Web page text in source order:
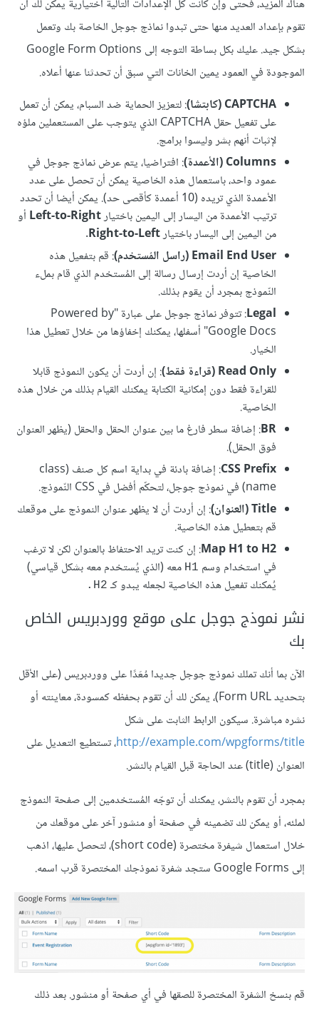
هناك المزيد، فحتى وإن كانت كل الإعدادات التالية اختيارية يمكن لك أن
تقوم بإعداد العديد منها حتى تبدوا نماذج جوجل الخاصة بك وتعمل
بشكل جيد. عليك بكل بساطة التوجه إلى Google Form Options
الموجودة في العمود يمين الخانات التي سبق أن تحدثنا عنها أعلاه.
CAPTCHA (كابتشا)
: لتعزيز الحماية ضد السبام، يمكن أن تعمل
على تفعيل حقل CAPTCHA الذي يتوجب على المستعملين ملؤه
لإثبات أنهم بشر وليسوا برامج.
Columns (الأعمدة)
: افتراضيا، يتم عرض نماذج جوجل في
عمود واحد، باستعمال هذه الخاصية يمكن أن تحصل على عدد
الأعمدة الذي تريده (10 أعمدة كأقصى حد). يمكن أيضا أن تحدد
ترتيب الأعمدة من اليسار إلى اليمين باختيارLeft-to-Right
أو
من اليمين إلى اليسار باختيارRight-to-Left
.
Email End User (راسل المُستخدم)
: قم بتفعيل هذه
الخاصية إن أردت إرسال رسالة إلى المُستخدم الذي قام بملء
النّموذج بمجرد أن يقوم بذلك.
Legal
: تتوفر نماذج جوجل على عبارة "Powered by
Google Docs" أسفلها، يمكنك إخفاؤها من خلال تعطيل هذا
الخيار.
Read Only (قراءة فقط)
: إن أردت أن يكون النموذج قابلا
للقراءة فقط دون إمكانية الكتابة يمكنك القيام بذلك من خلال هذه
الخاصية.
BR: إضافة سطر فارغ ما بين عنوان الحقل والحقل (يظهر العنوان
فوق الحقل).
CSS Prefix
: إضافة بادئة في بداية اسم كل صنف (class
name) في نموذج جوجل، لتحكّم أفضل في CSS النّموذج.
Title (العنوان)
: إن أردت أن لا يظهر عنوان النموذج على موقعك
قم بتعطيل هذه الخاصية.
Map H1 to H2: إن كنت تريد الاحتفاظ بالعنوان لكن لا ترغب
في استخدام وسم H1 معه (الذي يُستخدم معه بشكل قياسي)
يُمكنك تفعيل هذه الخاصية لجعله يبدو كـ H2.
نشر نموذج جوجل على موقع ووردبريس الخاص
بك
الآن بما أنك تملك نموذج جوجل جديدا مُعَدًا على ووردبريس (على الأقل
بتحديد Form URL)، يمكن لك أن تقوم بحفظه كمسودة، معاينته أو
نشره مباشرة. سيكون الرابط الثابت على شكل
http://example.com/wpgforms/title، تستطيع التعديل على
العنوان (title) عند الحاجة قبل القيام بالنشر.
بمجرد أن تقوم بالنشر، يمكنك أن توجّه المُستخدمين إلى صفحة النموذج
لملئه، أو يمكن لك تضمينه في صفحة أو منشور آخر على موقعك من
خلال استعمال شيفرة مختصرة (short code)، لتحصل عليها، اذهب
إلى Google Forms ستجد شفرة نموذجك المختصرة قرب اسمه.
قم بنسخ الشفرة المختصرة للصقها في أي صفحة أو منشور. بعد ذلك